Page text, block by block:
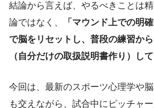
結論から言えば、やるべきことは
論ではなく、
「マウンド上での明
で脳をリセットし、普段の練習か
（自分だけの取扱説明書作り）して
今回は、最新のスポーツ心理学や
も交えながら、試合中にピッチャ